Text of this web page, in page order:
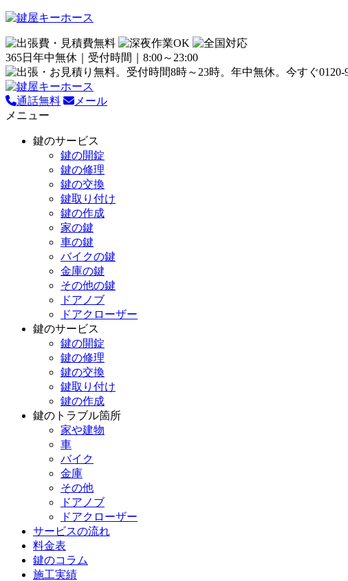
365日年中無休｜受付時間｜8:00～23:00
通話無料
メール
メニュー
鍵のサービス
鍵の開錠
鍵の修理
鍵の交換
鍵取り付け
鍵の作成
家の鍵
車の鍵
バイクの鍵
金庫の鍵
その他の鍵
ドアノブ
ドアクローザー
鍵のサービス
鍵の開錠
鍵の修理
鍵の交換
鍵取り付け
鍵の作成
鍵のトラブル箇所
家や建物
車
バイク
金庫
その他
ドアノブ
ドアクローザー
サービスの流れ
料金表
鍵のコラム
施工実績